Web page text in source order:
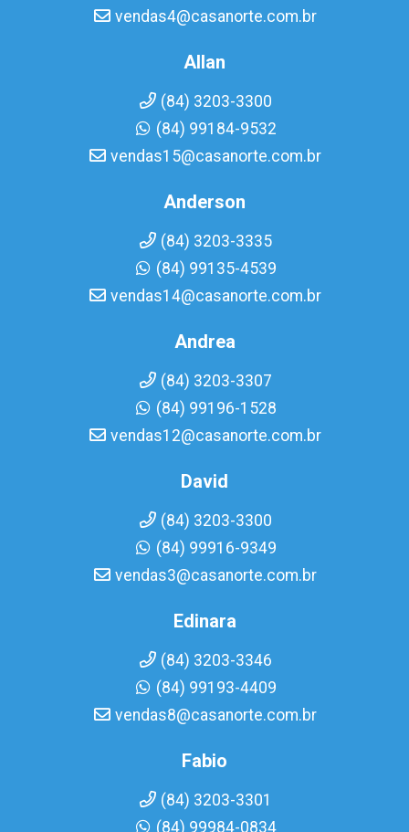
vendas4@casanorte.com.br
Allan
(84) 3203-3300
(84) 99184-9532
vendas15@casanorte.com.br
Anderson
(84) 3203-3335
(84) 99135-4539
vendas14@casanorte.com.br
Andrea
(84) 3203-3307
(84) 99196-1528
vendas12@casanorte.com.br
David
(84) 3203-3300
(84) 99916-9349
vendas3@casanorte.com.br
Edinara
(84) 3203-3346
(84) 99193-4409
vendas8@casanorte.com.br
Fabio
(84) 3203-3301
(84) 99984-0834